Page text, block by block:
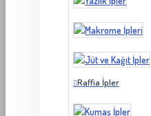
Raffia İpler